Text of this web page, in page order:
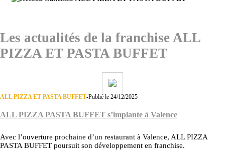
Les actualités de la franchise ALL
PIZZA ET PASTA BUFFET
ALL PIZZA ET PASTA BUFFET-Publié le 24/12/2025
ALL PIZZA PASTA BUFFET s’implante à Valence
Avec l’ouverture prochaine d’un restaurant à Valence, ALL PIZZA
PASTA BUFFET poursuit son développement en franchise.